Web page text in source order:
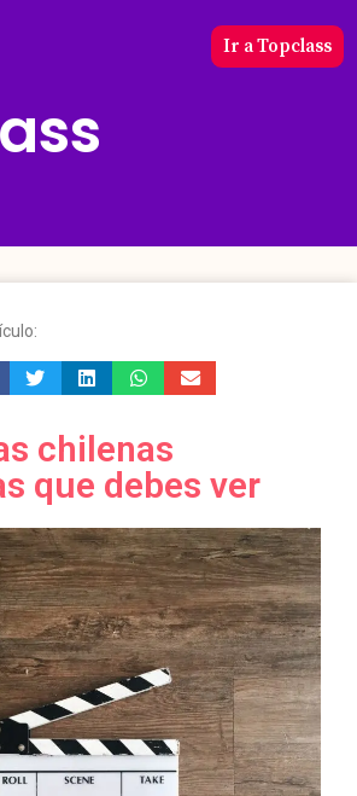
Ir a Topclass
chilenas
que debes ver